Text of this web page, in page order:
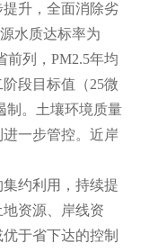
升，全面消除劣
水质达标率为
前列，PM2.5年均
段目标值（25微
制。土壤环境质量
一步管控。近岸
约利用，持续提
资源、岸线资
于省下达的控制